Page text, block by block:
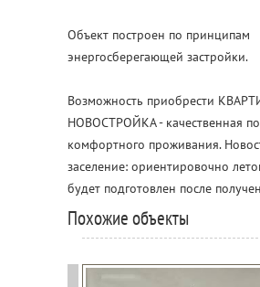
Объект построен по принципам
энергосберегающей застройки.
Возможность приобрести
НОВОСТРОЙКА - качественная
комфортного проживания.
заселение: ориентировочно
будет подготовлен после
Похожие объекты